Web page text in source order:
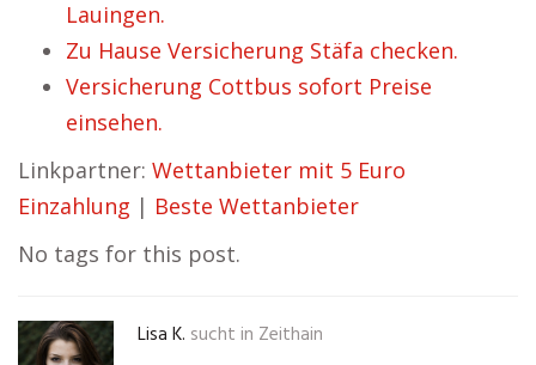
Lauingen.
Zu Hause Versicherung Stäfa checken.
Versicherung Cottbus sofort Preise
einsehen.
Linkpartner: Wettanbieter mit 5 Euro
Einzahlung | Beste Wettanbieter
No tags for this post.
Lisa K. sucht in Zeithain